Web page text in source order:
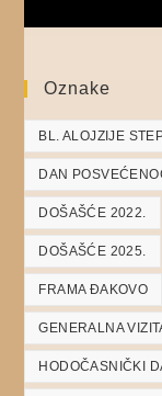
Oznake
BL. ALOJZIJE
DAN
DOŠAŠĆE 2022.
DOŠAŠĆE 2025.
FRAMA ĐAKOVO
GENERALNA
HODOČASNIČKI